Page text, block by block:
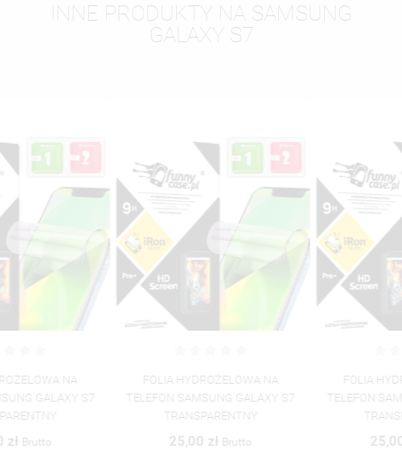
INNE PRODUKTY NA SAMSUNG
GALAXY S7
FOLIA HYDROŻELOWA NA
TELEFON SAMSUNG GALAXY S7
FOLIA HYDROŻELOWA NA
TELEFON SAMSUNG GALAXY S7